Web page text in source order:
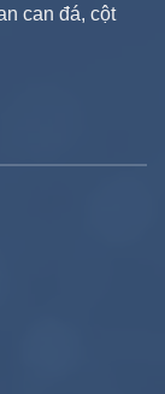
can đá, cột